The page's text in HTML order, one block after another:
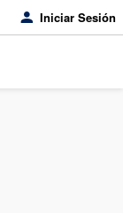
Iniciar Sesión